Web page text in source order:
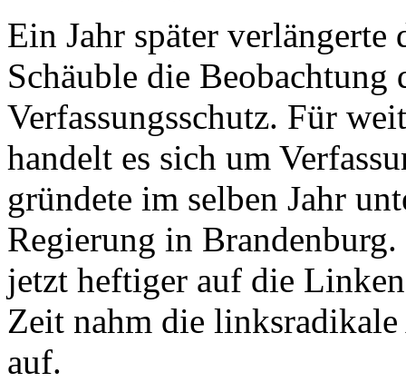
Ein Jahr später
Schäuble die
Verfassungsschutz. Für
handelt es sich um
gründete im selben Jahr
Regierung in
jetzt heftiger auf die
Zeit nahm die
auf.